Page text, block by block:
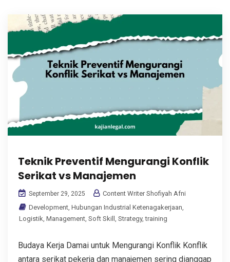
Teknik Preventif Mengurangi Konflik
Serikat vs Manajemen
September 29, 2025
Content Writer Shofiyah Afni
Development Hubungan Industrial Ketenagakerjaan
Logistik Management Soft Skill Strategy,training
Budaya Kerja Damai untuk Mengurangi Konflik Konflik
antara serikat pekerja dan manajemen sering dianggap